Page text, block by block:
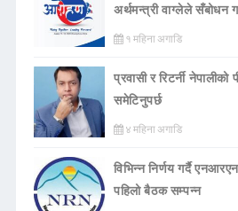
अर्थमन्त्री वाग्लेले सँबोधन
१ महिना अगाडि
प्रवासी र रिटर्नी
समेटिनुपर्छ
४ महिना अगाडि
विभिन्न निर्णय गर्दै
पहिलो बैठक सम्पन्न